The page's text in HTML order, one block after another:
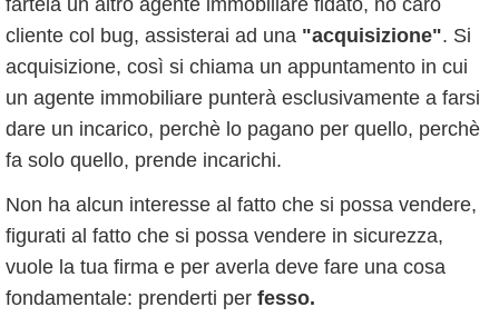
cliente col bug, assisterai ad una "acquisizione". Si
acquisizione, così si chiama un appuntamento in cui
un agente immobiliare punterà esclusivamente a farsi
dare un incarico, perchè lo pagano per quello, perchè
fa solo quello, prende incarichi.
Non ha alcun interesse al fatto che si possa vendere,
figurati al fatto che si possa vendere in sicurezza,
vuole la tua firma e per averla deve fare una cosa
fondamentale: prenderti per fesso.